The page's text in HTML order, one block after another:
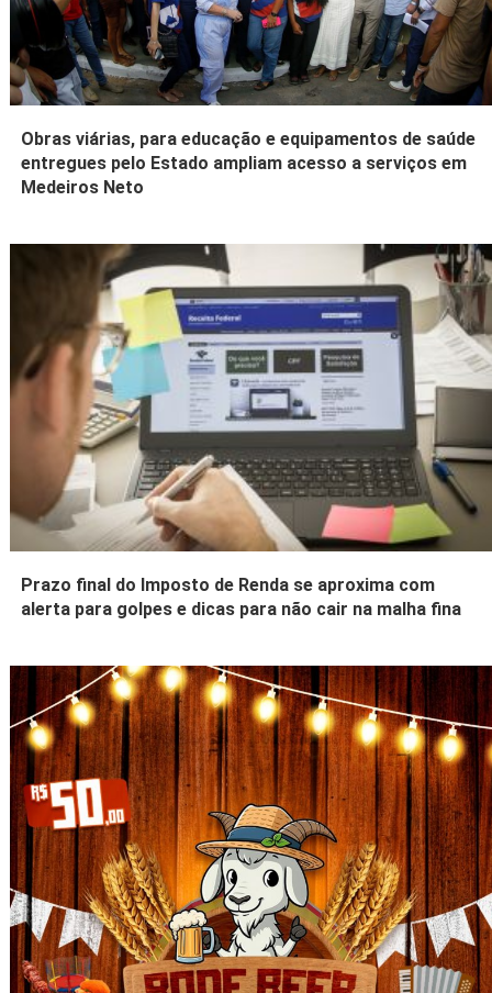
Obras viárias, para educação e equipamentos de saúde
entregues pelo Estado ampliam acesso a serviços em
Medeiros Neto
Prazo final do Imposto de Renda se aproxima com
alerta para golpes e dicas para não cair na malha fina